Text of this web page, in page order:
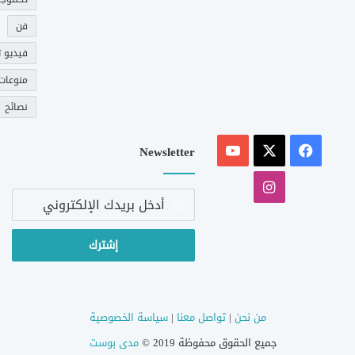
فن
فيديو
نصائح
فيسبوك
‫YouTube
انستقرام
Newsletter
أدخل
الإلكتروني
من نحن |تواصل معنا |سياسة الخصوصية
جميع الحقوق محفوظة 2019 ©
مدى بوست